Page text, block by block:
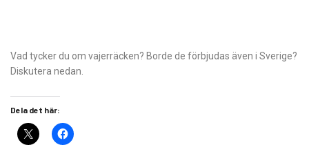
Vad tycker du om vajerräcken? Borde de förbjudas även i Sverige?
Diskutera nedan.
Dela det här: